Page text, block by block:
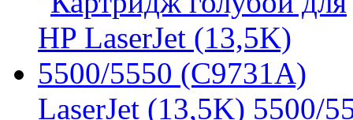
LaserJet (13,5K) 5500/